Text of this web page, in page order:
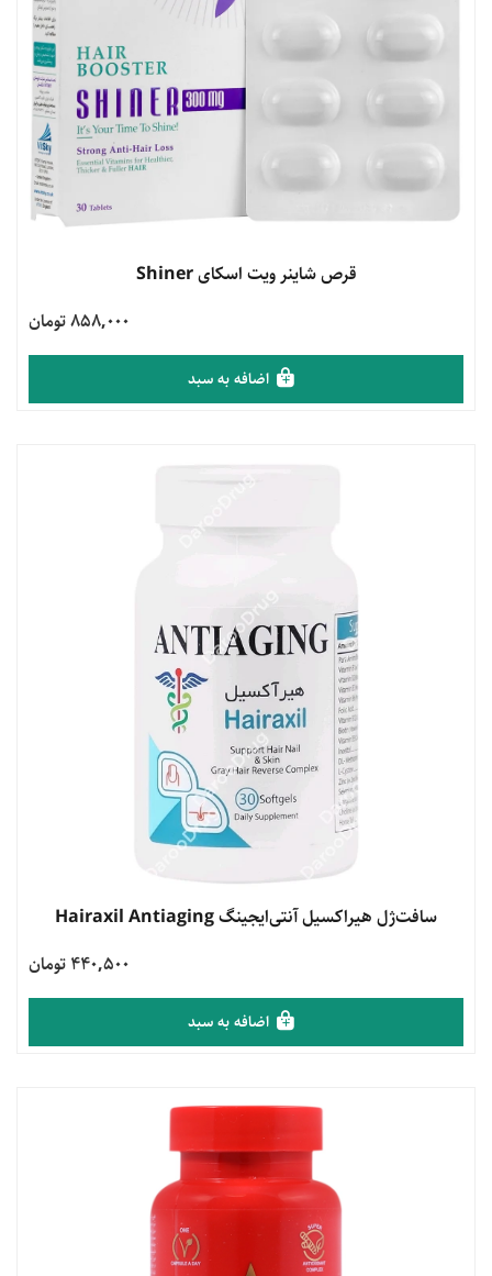
قرص شاینر ویت اسکای Shiner
858,000 تومان
اضافه به سبد
مشاهده محصول
سافت‌ژل هیراکسيل آنتی‌ایجینگ Hairaxil Antiaging
440,500 تومان
اضافه به سبد